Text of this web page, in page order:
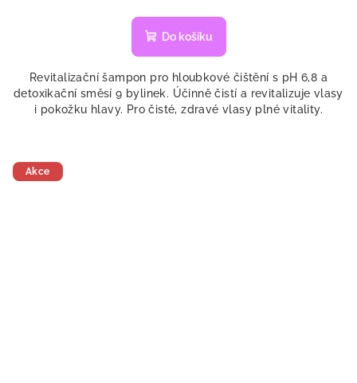
Do košíku
Revitalizační šampon pro hloubkové čištění s pH 6,8 a
detoxikační směsí 9 bylinek. Účinně čistí a revitalizuje vlasy
i pokožku hlavy. Pro čisté, zdravé vlasy plné vitality.
Akce